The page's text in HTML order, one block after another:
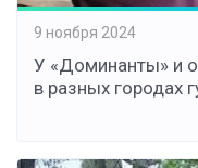
9 ноября 2024
У «Доминанты» и
в разных городах